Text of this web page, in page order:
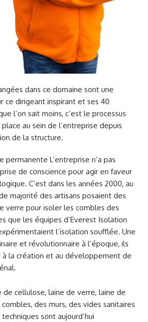
dans ce domaine sont une
ce dirigeant inspirant et ses 40
l’on sait moins, c’est le processus
au sein de l’entreprise depuis
de la structure.
permanente L’entreprise n’a pas
de conscience pour agir en faveur
C’est dans les années 2000, au
majorité des artisans posaient des
verre pour isoler les combles des
que les équipes d’Everest Isolation
l’isolation soufflée. Une
et révolutionnaire à l’époque, ils
à la création et au développement de
de cellulose, laine de verre, laine de
des murs, des vides sanitaires
sont aujourd’hui